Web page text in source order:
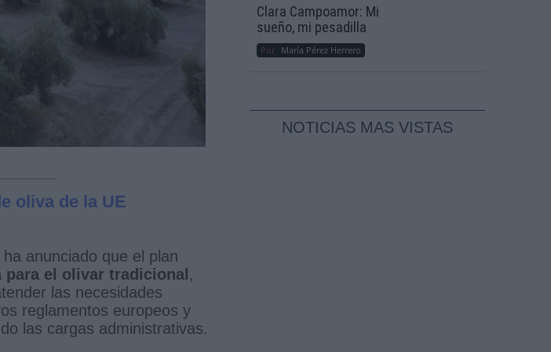
oliva de la UE
ha anunciado que el plan
para el olivar tradicional,
las necesidades
reglamentos europeos y
las cargas administrativas.
Clara Campoamor: Mi
sueño, mi pesadilla
Por María Pérez Herrero
NOTICIAS MAS VISTAS